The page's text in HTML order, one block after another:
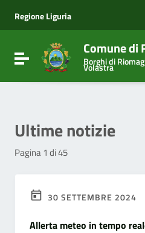
Vai al menu di navigazione
Vai al footer
Regione Liguria
Attiva / disattiva laComune di
Borghi di
Volastra
Ultime notizie
Pagina 1 di 45
30 SETTEMBRE 2024
Allerta meteo in tempo